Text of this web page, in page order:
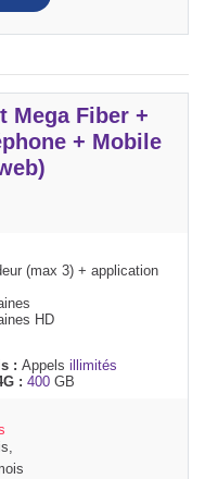
Mega Fiber +
+ Mobile
(max 3) + application
HD
: Appels illimités
: 400 GB